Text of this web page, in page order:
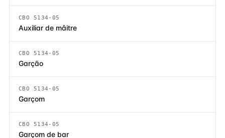
CBO 5134-05
Auxiliar de mâitre
CBO 5134-05
Garção
CBO 5134-05
Garçom
CBO 5134-05
Garçom de bar